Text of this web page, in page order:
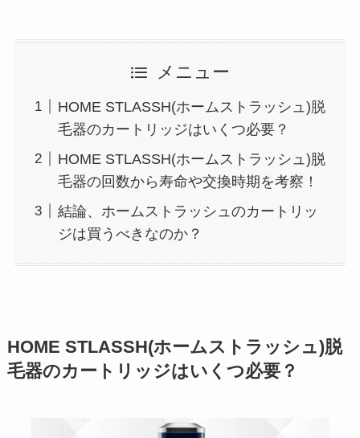
メニュー
HOME STLASSH(ホームストラッシュ)脱
毛器のカートリッジはいくつ必要？
HOME STLASSH(ホームストラッシュ)脱
毛器の回数から寿命や交換時期を考察！
結論、ホームストラッシュのカートリッ
ジは買うべきなのか？
HOME STLASSH(ホームストラッシュ)脱
毛器のカートリッジはいくつ必要？